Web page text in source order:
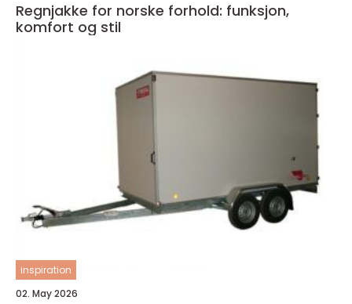
Regnjakke for norske forhold: funksjon,
komfort og stil
inspiration
02. May 2026